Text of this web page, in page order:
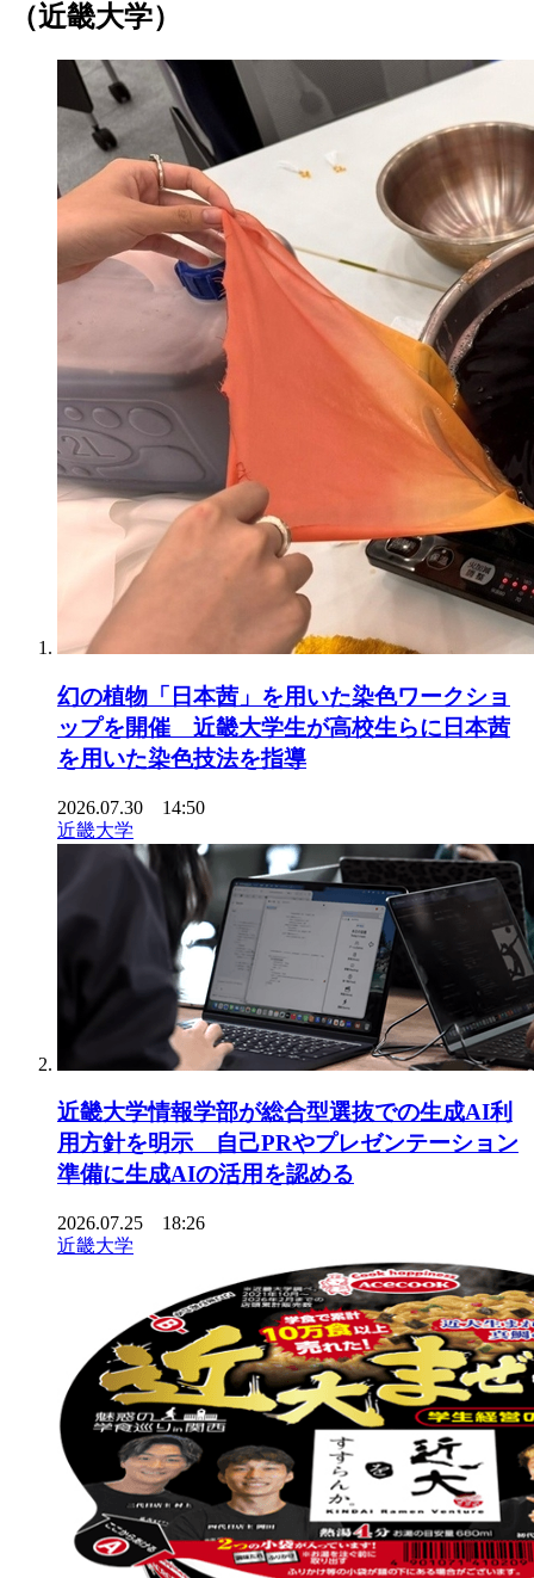
（近畿大学）
幻の植物「日本茜」を用いた染色ワークショ
ップを開催 近畿大学生が高校生らに日本茜
を用いた染色技法を指導
2026.07.30 14:50
近畿大学
近畿大学情報学部が総合型選抜での生成AI利
用方針を明示 自己PRやプレゼンテーション
準備に生成AIの活用を認める
2026.07.25 18:26
近畿大学